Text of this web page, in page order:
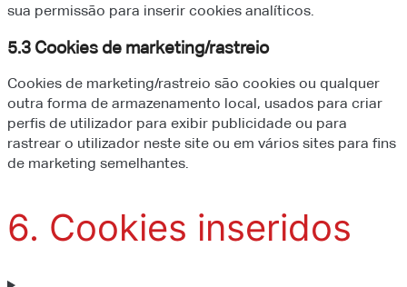
sua permissão para inserir cookies analíticos.
5.3 Cookies de marketing/rastreio
Cookies de marketing/rastreio são cookies ou qualquer
outra forma de armazenamento local, usados para criar
perfis de utilizador para exibir publicidade ou para
rastrear o utilizador neste site ou em vários sites para fins
de marketing semelhantes.
6. Cookies inseridos